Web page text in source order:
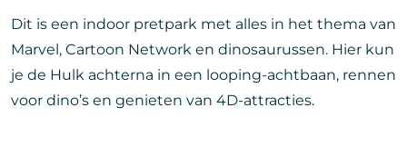
Dit is een indoor pretpark met alles in het thema van
Marvel, Cartoon Network en dinosaurussen. Hier kun
je de Hulk achterna in een looping-achtbaan, rennen
voor dino’s en genieten van 4D-attracties.